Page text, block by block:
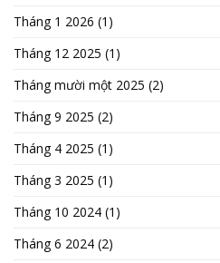
Tháng 1 2026 (1)
Tháng 12 2025 (1)
Tháng mười một 2025 (2)
Tháng 9 2025 (2)
Tháng 4 2025 (1)
Tháng 3 2025 (1)
Tháng 10 2024 (1)
Tháng 6 2024 (2)